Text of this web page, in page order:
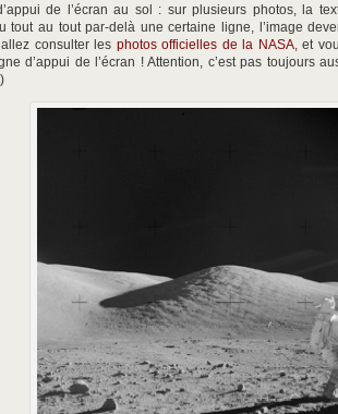
de l’écran au sol : sur plusieurs photos, la
tout au tout par-delà une certaine ligne, l’image
consulter les photos officielles de la NASA, et
d’appui de l’écran ! Attention, c’est pas toujours